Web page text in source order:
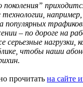
на популярных
– по дороге на
нагрузки,
чтобы наши
прочитать на сайте